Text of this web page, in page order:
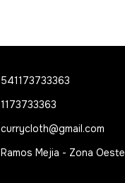
541173733363
1173733363
currycloth@gmail.com
Ramos Mejia - Zona Oeste